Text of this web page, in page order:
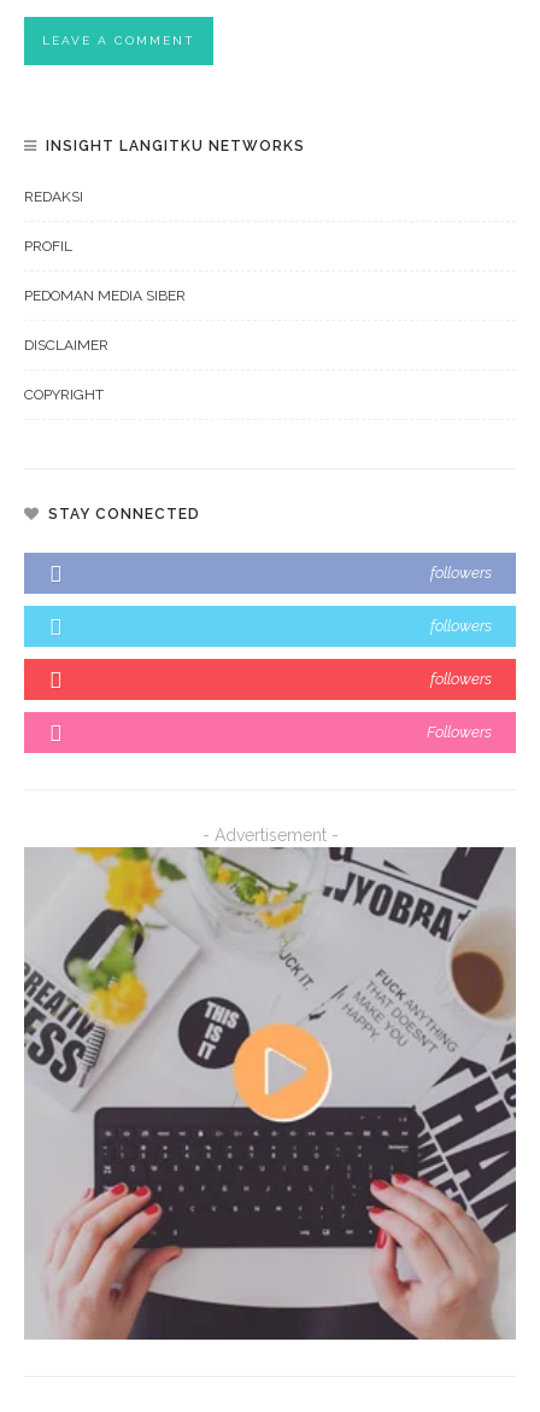
INSIGHT LANGITKU NETWORKS
REDAKSI
PROFIL
PEDOMAN MEDIA SIBER
DISCLAIMER
COPYRIGHT
STAY CONNECTED
followers
followers
followers
Followers
- Advertisement -